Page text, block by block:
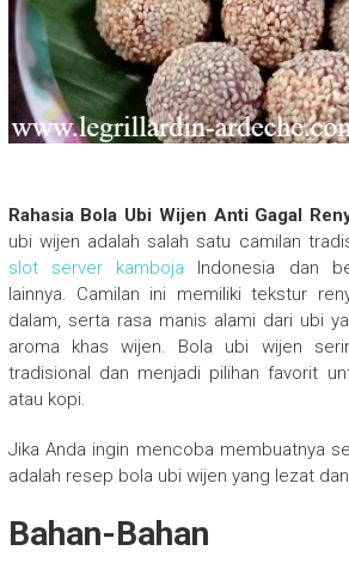
Rahasia Bola Ubi Wijen Anti Gagal
ubi wijen adalah salah satu camilan
slot server kamboja Indonesia dan
lainnya. Camilan ini memiliki tekstur
dalam, serta rasa manis alami dari ubi
aroma khas wijen. Bola ubi wijen
tradisional dan menjadi pilihan favorit
atau kopi.
Jika Anda ingin mencoba membuatnya
adalah resep bola ubi wijen yang lezat
Bahan-Bahan